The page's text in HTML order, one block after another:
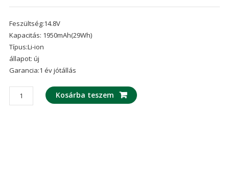
Értékelés
ből,
1
értékelés
alapján
Feszültség:14.8V
Kapacitás: 1950mAh(29Wh)
Típus:Li-ion
állapot: új
Garancia:1 év jótállás
laptop
akku/akkumulátor
Kosárba teszem